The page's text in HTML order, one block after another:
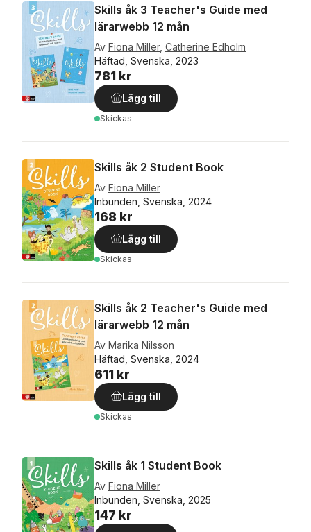
Skills åk 3 Teacher's Guide med
lärarwebb 12 mån
Av Fiona Miller, Catherine Edholm
Häftad, Svenska, 2023
781 kr
Lägg till
Skickas
Skills åk 2 Student Book
Av Fiona Miller
Inbunden, Svenska, 2024
168 kr
Lägg till
Skickas
Skills åk 2 Teacher's Guide med
lärarwebb 12 mån
Av Marika Nilsson
Häftad, Svenska, 2024
611 kr
Lägg till
Skickas
Skills åk 1 Student Book
Av Fiona Miller
Inbunden, Svenska, 2025
147 kr